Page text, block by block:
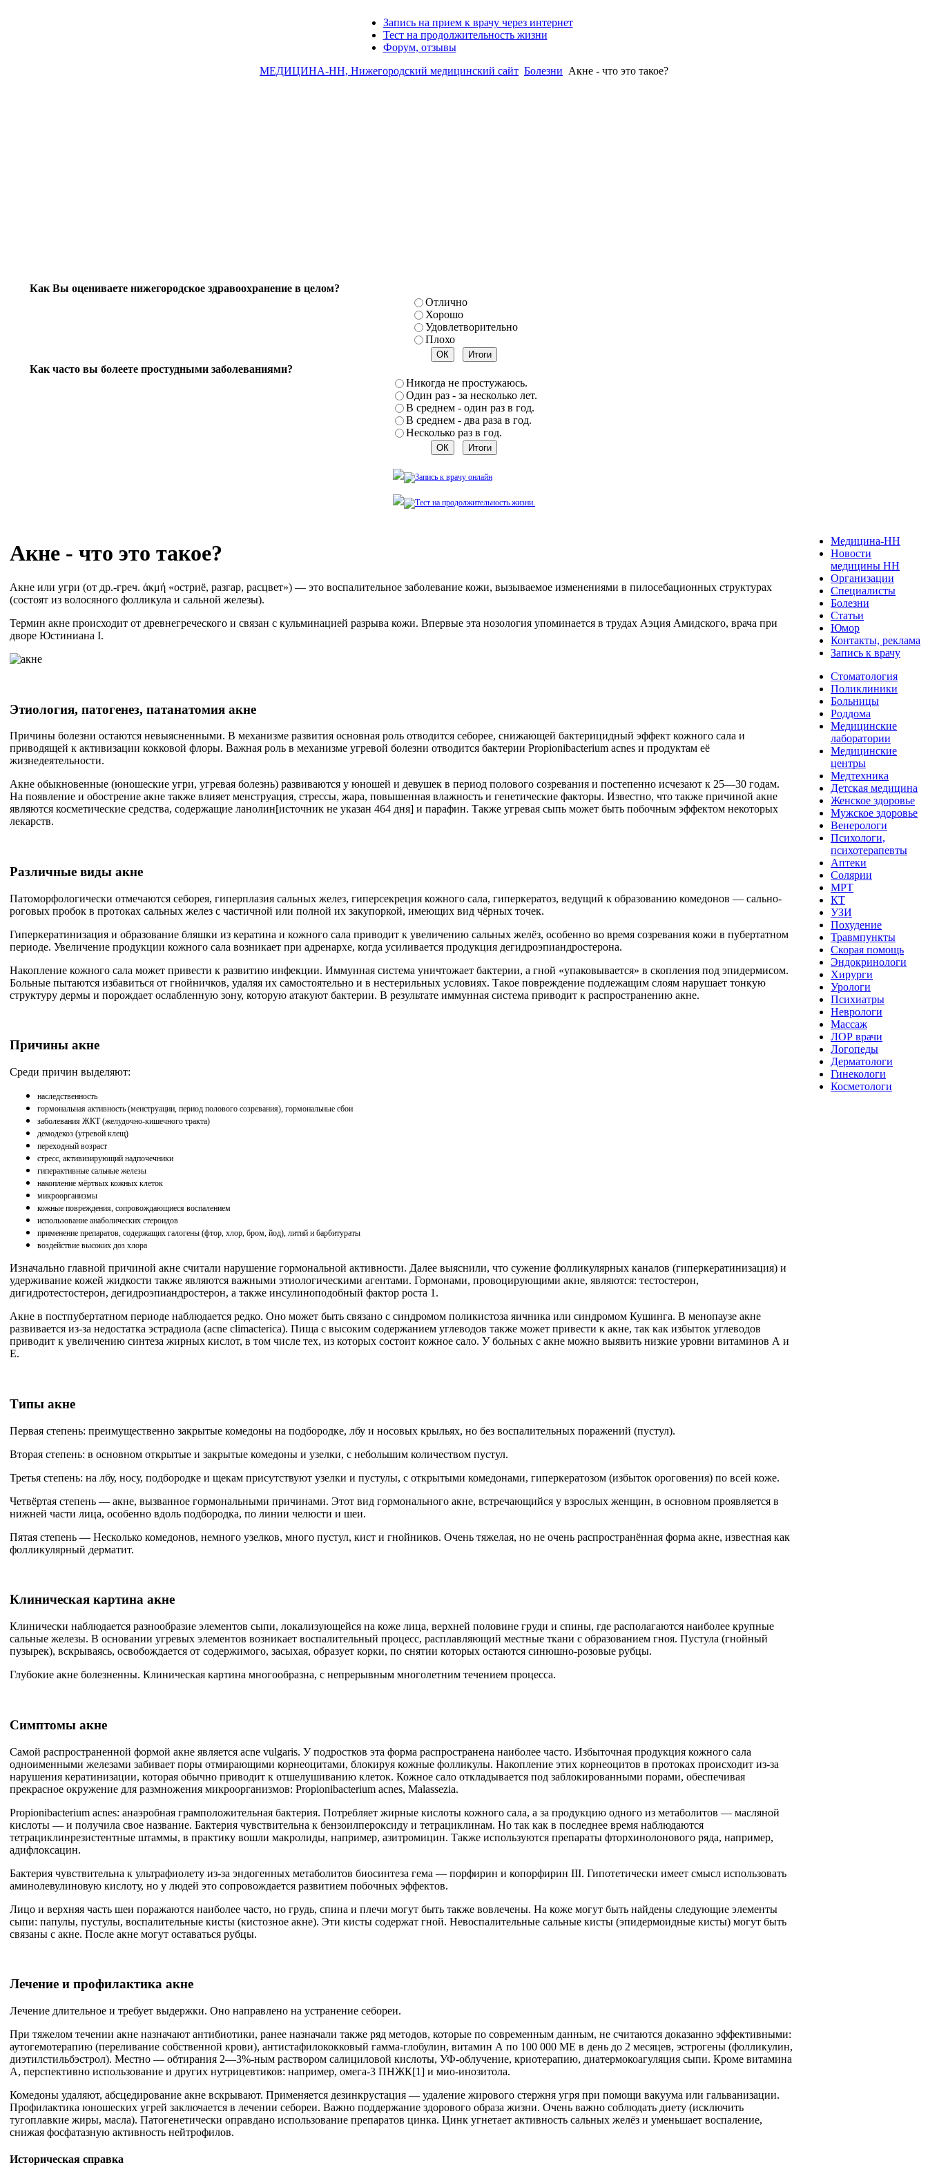
Запись на прием к врачу через интернет
Тест на продолжительность жизни
Форум, отзывы
МЕДИЦИНА-НН, Нижегородский медицинский сайт Болезни Акне - что это такое?
Как Вы оцениваете нижегородское здравоохранение в целом?
Отлично
Хорошо
Удовлетворительно
Плохо
Как часто вы болеете простудными заболеваниями?
Никогда не простужаюсь.
Один раз - за несколько лет.
В среднем - один раз в год.
В среднем - два раза в год.
Несколько раз в год.
Акне - что это такое?
Акне или угри (от др.-греч. ἀκμή «остриё, разгар, расцвет») — это воспалительное заболевание кожи, вызываемое изменениями в пилосебационных структурах
(состоят из волосяного фолликула и сальной железы).
Термин акне происходит от древнегреческого и связан с кульминацией разрыва кожи. Впервые эта нозология упоминается в трудах Аэция Амидского, врача при
дворе Юстиниана I.
Этиология, патогенез, патанатомия акне
Причины болезни остаются невыясненными. В механизме развития основная роль отводится себорее, снижающей бактерицидный эффект кожного сала и
приводящей к активизации кокковой флоры. Важная роль в механизме угревой болезни отводится бактерии Propionibacterium acnes и продуктам её
жизнедеятельности.
Акне обыкновенные (юношеские угри, угревая болезнь) развиваются у юношей и девушек в период полового созревания и постепенно исчезают к 25—30 годам.
На появление и обострение акне также влияет менструация, стрессы, жара, повышенная влажность и генетические факторы. Известно, что также причиной акне
являются косметические средства, содержащие ланолин[источник не указан 464 дня] и парафин. Также угревая сыпь может быть побочным эффектом некоторых
лекарств.
Различные виды акне
Патоморфологически отмечаются себорея, гиперплазия сальных желез, гиперсекреция кожного сала, гиперкератоз, ведущий к образованию комедонов — сально-
роговых пробок в протоках сальных желез с частичной или полной их закупоркой, имеющих вид чёрных точек.
Гиперкератинизация и образование бляшки из кератина и кожного сала приводит к увеличению сальных желёз, особенно во время созревания кожи в пубертатном
периоде. Увеличение продукции кожного сала возникает при адренархе, когда усиливается продукция дегидроэпиандростерона.
Накопление кожного сала может привести к развитию инфекции. Иммунная система уничтожает бактерии, а гной «упаковывается» в скопления под эпидермисом.
Больные пытаются избавиться от гнойничков, удаляя их самостоятельно и в нестерильных условиях. Такое повреждение подлежащим слоям нарушает тонкую
структуру дермы и порождает ослабленную зону, которую атакуют бактерии. В результате иммунная система приводит к распространению акне.
Причины акне
Среди причин выделяют:
наследственность
гормональная активность (менструации, период полового созревания), гормональные сбои
заболевания ЖКТ (желудочно-кишечного тракта)
демодекоз (угревой клещ)
переходный возраст
стресс, активизирующий надпочечники
гиперактивные сальные железы
накопление мёртвых кожных клеток
микроорганизмы
кожные повреждения, сопровождающиеся воспалением
использование анаболических стероидов
применение препаратов, содержащих галогены (фтор, хлор, бром, йод), литий и барбитураты
воздействие высоких доз хлора
Изначально главной причиной акне считали нарушение гормональной активности. Далее выяснили, что сужение фолликулярных каналов (гиперкератинизация) и
удерживание кожей жидкости также являются важными этиологическими агентами. Гормонами, провоцирующими акне, являются: тестостерон,
дигидротестостерон, дегидроэпиандростерон, а также инсулиноподобный фактор роста 1.
Акне в постпубертатном периоде наблюдается редко. Оно может быть связано с синдромом поликистоза яичника или синдромом Кушинга. В менопаузе акне
развивается из-за недостатка эстрадиола (acne climacterica). Пища с высоким содержанием углеводов также может привести к акне, так как избыток углеводов
приводит к увеличению синтеза жирных кислот, в том числе тех, из которых состоит кожное сало. У больных с акне можно выявить низкие уровни витаминов А и
Е.
Типы акне
Первая степень: преимущественно закрытые комедоны на подбородке, лбу и носовых крыльях, но без воспалительных поражений (пустул).
Вторая степень: в основном открытые и закрытые комедоны и узелки, с небольшим количеством пустул.
Третья степень: на лбу, носу, подбородке и щекам присутствуют узелки и пустулы, с открытыми комедонами, гиперкератозом (избыток ороговения) по всей коже.
Четвёртая степень — акне, вызванное гормональными причинами. Этот вид гормонального акне, встречающийся у взрослых женщин, в основном проявляется в
нижней части лица, особенно вдоль подбородка, по линии челюсти и шеи.
Пятая степень — Несколько комедонов, немного узелков, много пустул, кист и гнойников. Очень тяжелая, но не очень распространённая форма акне, известная как
фолликулярный дерматит.
Клиническая картина акне
Клинически наблюдается разнообразие элементов сыпи, локализующейся на коже лица, верхней половине груди и спины, где располагаются наиболее крупные
сальные железы. В основании угревых элементов возникает воспалительный процесс, расплавляющий местные ткани с образованием гноя. Пустула (гнойный
пузырек), вскрываясь, освобождается от содержимого, засыхая, образует корки, по снятии которых остаются синюшно-розовые рубцы.
Глубокие акне болезненны. Клиническая картина многообразна, с непрерывным многолетним течением процесса.
Симптомы акне
Самой распространенной формой акне является acne vulgaris. У подростков эта форма распространена наиболее часто. Избыточная продукция кожного сала
одноименными железами забивает поры отмирающими корнеоцитами, блокируя кожные фолликулы. Накопление этих корнеоцитов в протоках происходит из-за
нарушения кератинизации, которая обычно приводит к отшелушиванию клеток. Кожное сало откладывается под заблокированными порами, обеспечивая
прекрасное окружение для размножения микроорганизмов: Propionibacterium acnes, Malassezia.
Propionibacterium acnes: анаэробная грамположительная бактерия. Потребляет жирные кислоты кожного сала, а за продукцию одного из метаболитов — масляной
кислоты — и получила свое название. Бактерия чувствительна к бензоилпероксиду и тетрациклинам. Но так как в последнее время наблюдаются
тетрациклинрезистентные штаммы, в практику вошли макролиды, например, азитромицин. Также используются препараты фторхинолонового ряда, например,
адифлоксацин.
Бактерия чувствительна к ультрафиолету из-за эндогенных метаболитов биосинтеза гема — порфирин и копорфирин III. Гипотетически имеет смысл использовать
аминолевулиновую кислоту, но у людей это сопровождается развитием побочных эффектов.
Лицо и верхняя часть шеи поражаются наиболее часто, но грудь, спина и плечи могут быть также вовлечены. На коже могут быть найдены следующие элементы
сыпи: папулы, пустулы, воспалительные кисты (кистозное акне). Эти кисты содержат гной. Невоспалительные сальные кисты (эпидермоидные кисты) могут быть
связаны с акне. После акне могут оставаться рубцы.
Лечение и профилактика акне
Лечение длительное и требует выдержки. Оно направлено на устранение себореи.
При тяжелом течении акне назначают антибиотики, ранее назначали также ряд методов, которые по современным данным, не считаются доказанно эффективными:
аутогемотерапию (переливание собственной крови), антистафилококковый гамма-глобулин, витамин А по 100 000 МЕ в день до 2 месяцев, эстрогены (фолликулин,
диэтилстильбэстрол). Местно — обтирания 2—3%-ным раствором салициловой кислоты, УФ-облучение, криотерапию, диатермокоагуляция сыпи. Кроме витамина
А, перспективно использование и других нутрицевтиков: например, омега-3 ПНЖК[1] и мио-инозитола.
Комедоны удаляют, абсцедирование акне вскрывают. Применяется дезинкрустация — удаление жирового стержня угря при помощи вакуума или гальванизации.
Профилактика юношеских угрей заключается в лечении себореи. Важно поддержание здорового образа жизни. Очень важно соблюдать диету (исключить
тугоплавкие жиры, масла). Патогенетически оправдано использование препаратов цинка. Цинк угнетает активность сальных желёз и уменьшает воспаление,
снижая фосфатазную активность нейтрофилов.
Историческая справка
Медицина-НН
Новости
медицины НН
Организации
Специалисты
Болезни
Статьи
Юмор
Контакты, реклама
Запись к врачу
Стоматология
Поликлиники
Больницы
Роддома
Медицинские
лаборатории
Медицинские
центры
Медтехника
Детская медицина
Женское здоровье
Мужское здоровье
Венерологи
Психологи,
психотерапевты
Аптеки
Солярии
МРТ
КТ
УЗИ
Похудение
Травмпункты
Скорая помощь
Эндокринологи
Хирурги
Урологи
Психиатры
Неврологи
Массаж
ЛОР врачи
Логопеды
Дерматологи
Гинекологи
Косметологи